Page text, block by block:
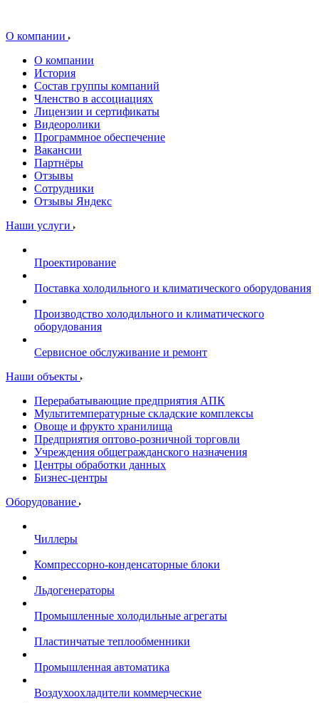
О компании
О компании
История
Состав группы компаний
Членство в ассоциациях
Лицензии и сертификаты
Видеоролики
Программное обеспечение
Вакансии
Партнёры
Отзывы
Сотрудники
Отзывы Яндекс
Наши услуги
Проектирование
Поставка холодильного и климатического оборудования
Производство холодильного и климатического
оборудования
Сервисное обслуживание и ремонт
Наши объекты
Перерабатывающие предприятия АПК
Мультитемпературные складские комплексы
Овоще и фрукто хранилища
Предприятия оптово-розничной торговли
Учреждения общегражданского назначения
Центры обработки данных
Бизнес-центры
Оборудование
Чиллеры
Компрессорно-конденсаторные блоки
Льдогенераторы
Промышленные холодильные агрегаты
Пластинчатые теплообменники
Промышленная автоматика
Воздухоохладители коммерческие